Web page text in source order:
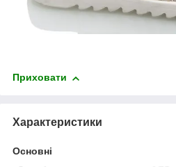
Приховати
Характеристики
Основні